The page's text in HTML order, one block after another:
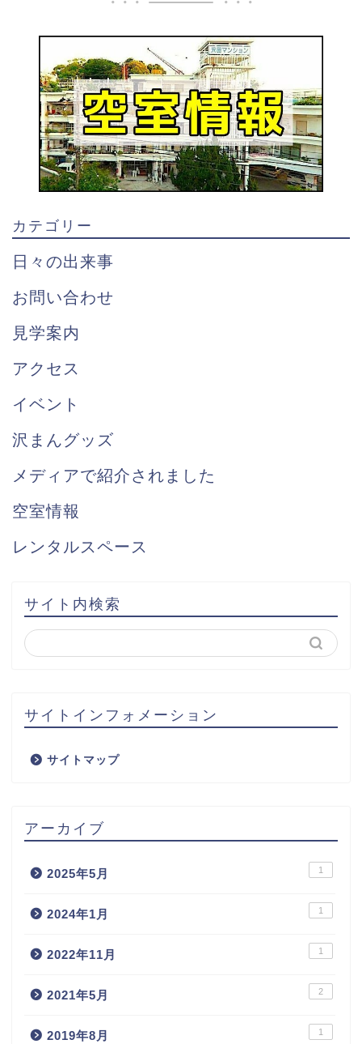
カテゴリー
日々の出来事
お問い合わせ
見学案内
アクセス
イベント
沢まんグッズ
メディアで紹介されました
空室情報
レンタルスペース
サイト内検索
サイトインフォメーション
サイトマップ
アーカイブ
2025年5月 1
2024年1月 1
2022年11月 1
2021年5月 2
2019年8月 1